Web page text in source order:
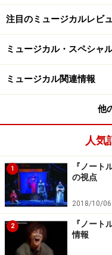
なかタイミングが合
んです。どこかに子
そういうことはなく
んですよ！世界大恐
ドラマがしっかり作
方が本当に喜んで観
ちにもすごく伝わって
役作りについては、一
考になりました。この
（ローズ・バーン）
肩書にとらわれず、
グレースで、とても
注目のミュージカルレビ
ミュージカル・スペシャ
ミュージカル関連情報
他
人気
1
『ノート
の視点
2018/10/06
2
『ノー
情報